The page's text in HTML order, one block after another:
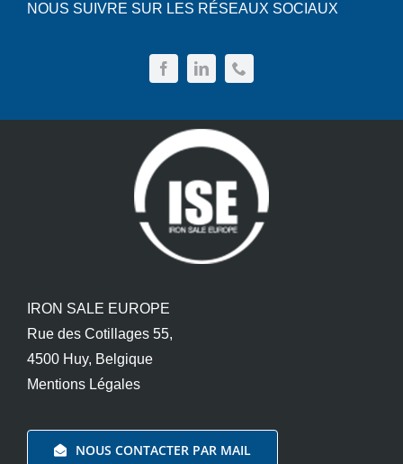
NOUS SUIVRE SUR LES RÉSEAUX SOCIAUX
IRON SALE EUROPE
Rue des Cotillages 55,
4500 Huy, Belgique
Mentions Légales
NOUS CONTACTER PAR MAIL